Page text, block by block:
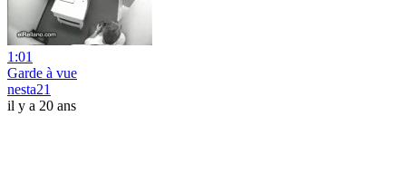
1:01
Garde à vue
nesta21
il y a 20 ans